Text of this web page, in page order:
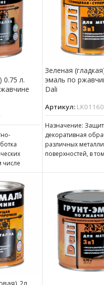
0.75 л.
числе
или
c
до 100 мкм
Зеленая
эмаль по
Dali
Артикул: LK01160
Назначение:
декоративная
различных
поверхностей, в
сплошной
2л